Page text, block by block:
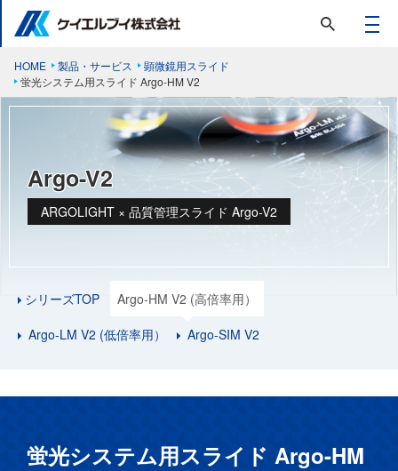
HOME 製品・サービス
顕微鏡用スライド
蛍光システム用スライド Argo-HM V2
Argo-V2
ARGOLIGHT × 品質管理スライド Argo-V2
シリーズTOP
Argo-HM V2 (高倍率用）
Argo-LM V2 (低倍率用）
Argo-SIM V2
蛍光システム用スライド Argo-HM